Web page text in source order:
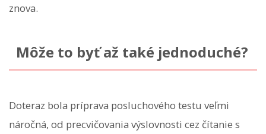
znova.
Môže to byť až také jednoduché?
Doteraz bola príprava posluchového testu veľmi
náročná, od precvičovania výslovnosti cez čítanie s